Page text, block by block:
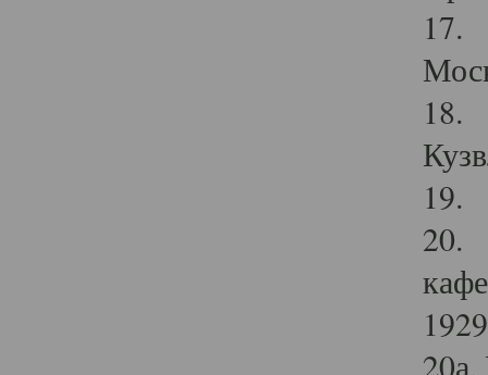
17.
18.
19.
20.